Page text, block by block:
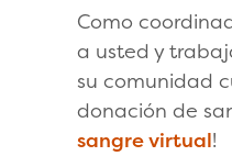
Como
a usted y
su comunidad
donación de
sangre virtual!